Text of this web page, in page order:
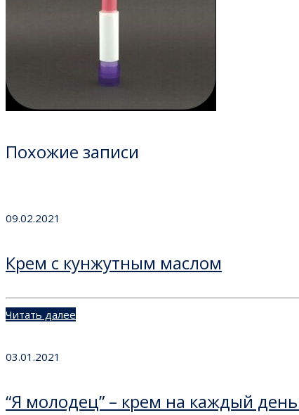
Похожие записи
09.02.2021
Крем с кунжутным маслом
Читать далее
03.01.2021
“Я молодец” – крем на каждый